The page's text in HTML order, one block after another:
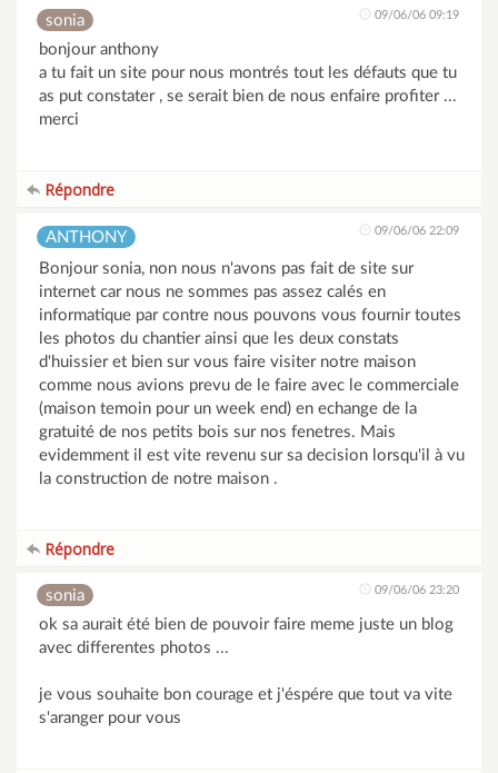
sonia 09/06/06 09:19
bonjour anthony
a tu fait un site pour nous montrés tout les défauts que tu
as put constater , se serait bien de nous enfaire profiter ...
merci
Répondre
ANTHONY 09/06/06 22:09
Bonjour sonia, non nous n'avons pas fait de site sur
internet car nous ne sommes pas assez calés en
informatique par contre nous pouvons vous fournir toutes
les photos du chantier ainsi que les deux constats
d'huissier et bien sur vous faire visiter notre maison
comme nous avions prevu de le faire avec le commerciale
(maison temoin pour un week end) en echange de la
gratuité de nos petits bois sur nos fenetres. Mais
evidemment il est vite revenu sur sa decision lorsqu'il à vu
la construction de notre maison .
Répondre
sonia 09/06/06 23:20
ok sa aurait été bien de pouvoir faire meme juste un blog
avec differentes photos ...
je vous souhaite bon courage et j'éspére que tout va vite
s'aranger pour vous